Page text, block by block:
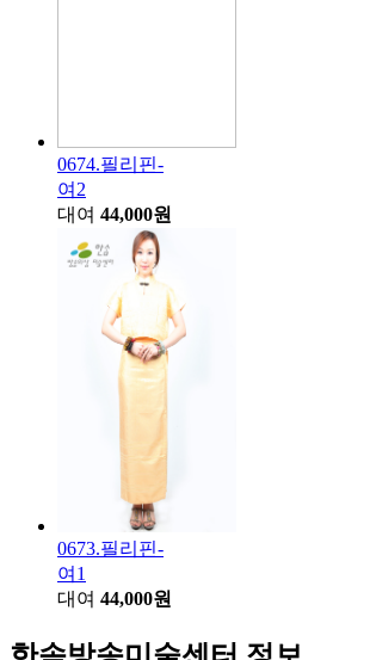
0674.필리핀-
여2
대여 44,000원
0673.필리핀-
여1
대여 44,000원